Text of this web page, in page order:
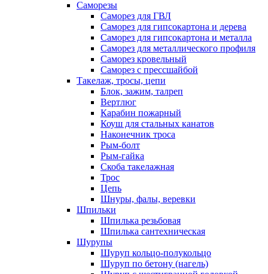
Саморезы
Саморез для ГВЛ
Саморез для гипсокартона и дерева
Саморез для гипсокартона и металла
Саморез для металлического профиля
Саморез кровельный
Саморез с прессшайбой
Такелаж, тросы, цепи
Блок, зажим, талреп
Вертлюг
Карабин пожарный
Коуш для стальных канатов
Наконечник троса
Рым-болт
Рым-гайка
Скоба такелажная
Трос
Цепь
Шнуры, фалы, веревки
Шпильки
Шпилька резьбовая
Шпилька сантехническая
Шурупы
Шуруп кольцо-полукольцо
Шуруп по бетону (нагель)